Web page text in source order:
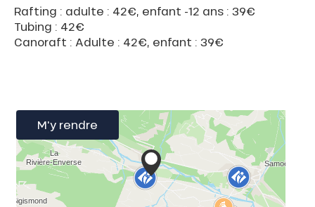
Rafting : adulte : 42€, enfant -12 ans : 39€
Tubing : 42€
Canoraft : Adulte : 42€, enfant : 39€
M'y rendre